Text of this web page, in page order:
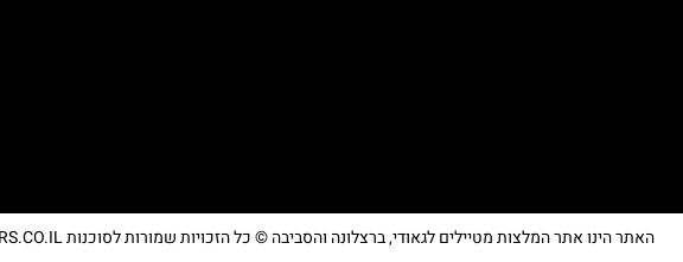
האתר הינו אתר המלצות מטיילים לגאודי, ברצלונה והסביבה © כל הזכויות שמורות לסוכנות TRAVELERS.CO.IL